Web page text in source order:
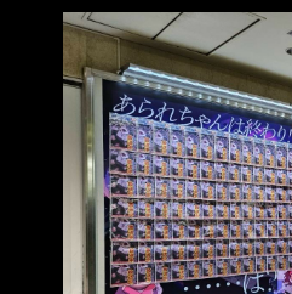
.jpg
https://pbs.twimg.com/
QG.jpg
https://
jpg 夢限大動畫熱度共